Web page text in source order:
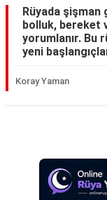
Düğün
Erkek
Eski
Rüyada şişman
bolluk, bereket
yorumlanır. Bu
yeni
Koray Yaman